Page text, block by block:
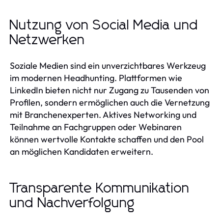
Nutzung von Social Media und
Netzwerken
Soziale Medien sind ein unverzichtbares Werkzeug
im modernen Headhunting. Plattformen wie
LinkedIn bieten nicht nur Zugang zu Tausenden von
Profilen, sondern ermöglichen auch die Vernetzung
mit Branchenexperten. Aktives Networking und
Teilnahme an Fachgruppen oder Webinaren
können wertvolle Kontakte schaffen und den Pool
an möglichen Kandidaten erweitern.
Transparente Kommunikation
und Nachverfolgung